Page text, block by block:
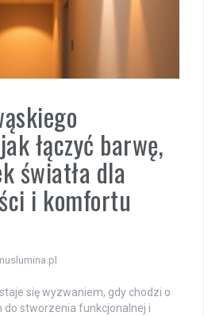
łączyć barwę,
światła dla
i komfortu
się wyzwaniem, gdy chodzi o
do stworzenia funkcjonalnej i